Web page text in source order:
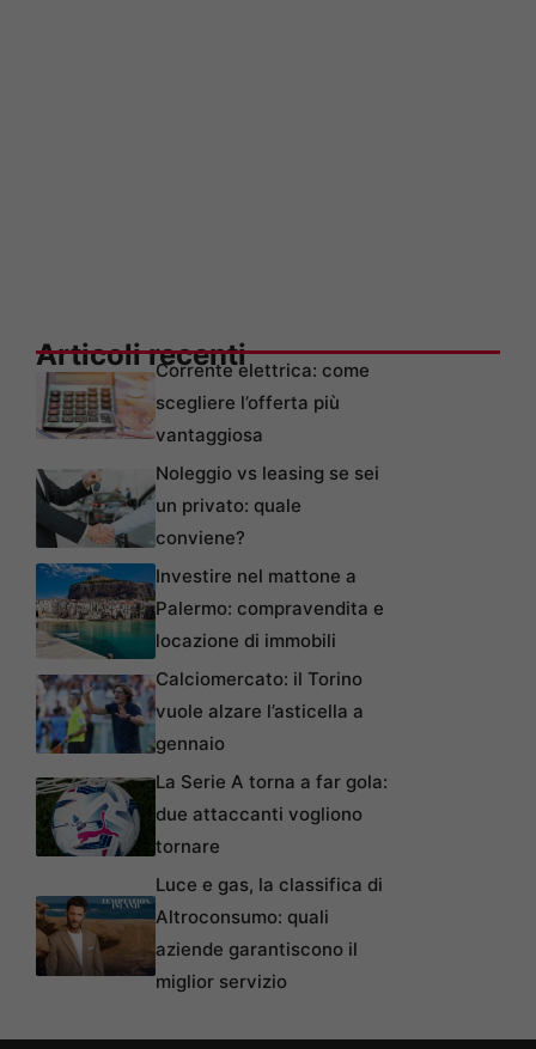
Articoli recentiCorrente elettrica: come
scegliere l’offerta più
vantaggiosa
Noleggio vs leasing se sei
un privato: quale
conviene?
Investire nel mattone a
Palermo: compravendita e
locazione di immobili
Calciomercato: il Torino
vuole alzare l’asticella a
gennaio
La Serie A torna a far gola:
due attaccanti vogliono
tornare
Luce e gas, la classifica di
Altroconsumo: quali
aziende garantiscono il
miglior servizio